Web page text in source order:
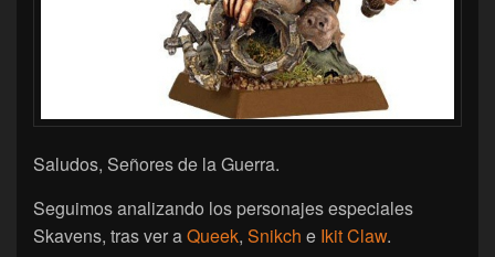
Saludos, Señores de la Guerra.
Seguimos analizando los personajes especiales
Skavens, tras ver aQueek, Snikch e Ikit Claw.